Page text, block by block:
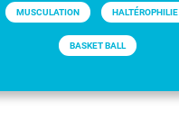
MUSCULATION HALTÉROPHILIE
BASKET BALL